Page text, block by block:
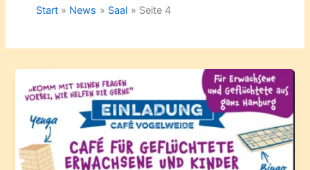
Start News Saal Seite 4